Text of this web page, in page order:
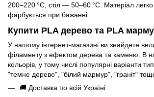
200–220 °C, стіл — 50–60 °C. Матеріал легко
фарбується при бажанні.
Купити PLA дерево та PLA
У нашому інтернет-магазині ви знайдете
філаменту з ефектом дерева та каменю. В
кольорів, у тому числі популярні варіанти
"темне дерево", "білий мармур", "граніт"
🚚 Доставка по всій Україні